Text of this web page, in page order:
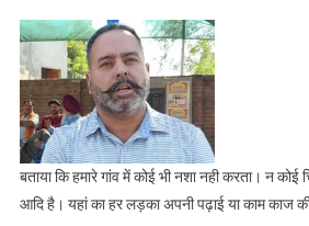
बताया कि हमारे गांव में कोई भी नशा नही करता। न
आदि है। यहां का हर लड़का अपनी पढ़ाई या काम काज